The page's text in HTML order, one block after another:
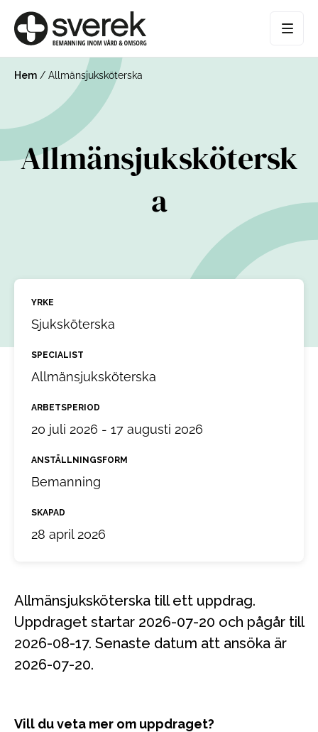
Hem / Allmänsjuksköterska
Allmänsjukskötersk
a
YRKE
Sjuksköterska
SPECIALIST
Allmänsjuksköterska
ARBETSPERIOD
20 juli 2026 - 17 augusti 2026
ANSTÄLLNINGSFORM
Bemanning
SKAPAD
28 april 2026
Allmänsjuksköterska till ett uppdrag.
Uppdraget startar 2026-07-20 och pågår till
2026-08-17. Senaste datum att ansöka är
2026-07-20.
Vill du veta mer om uppdraget?